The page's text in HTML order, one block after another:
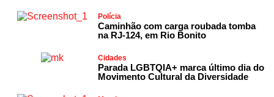
Polícia
Caminhão com carga roubada tomba
na RJ-124, em Rio Bonito
Cidades
Parada LGBTQIA+ marca último dia do
Movimento Cultural da Diversidade